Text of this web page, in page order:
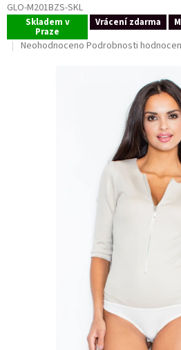
GLO-M201BZS-SKL
Skladem v
Praze
Vrácení zdarma
Průměrné
Neohodnoceno Podrobnosti